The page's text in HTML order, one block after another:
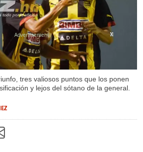
tres valiosos puntos que los ponen
y lejos del sótano de la general.
X
X
X